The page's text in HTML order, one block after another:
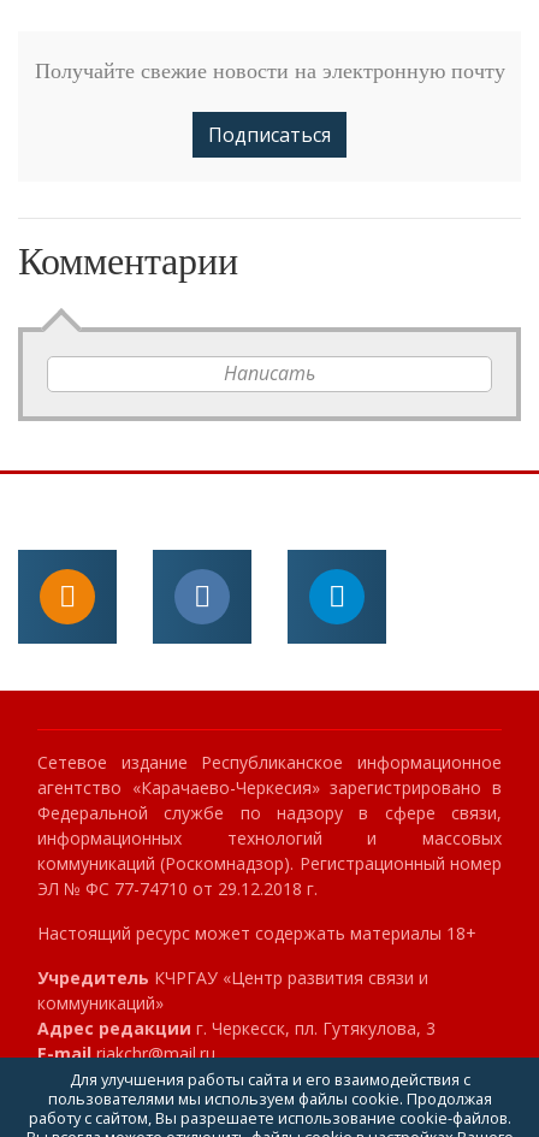
Получайте свежие новости на электронную почту
Подписаться
Комментарии
Написать
Сетевое издание Республиканское информационное
агентство «Карачаево-Черкесия» зарегистрировано в
Федеральной службе по надзору в сфере связи,
информационных технологий и массовых
коммуникаций (Роскомнадзор). Регистрационный номер
ЭЛ № ФС 77-74710 от 29.12.2018 г.
Настоящий ресурс может содержать материалы 18+
Учредитель КЧРГАУ «Центр развития связи и
коммуникаций»
Адрес редакции г. Черкесск, пл. Гутякулова, 3
E-mailriakchr@mail.ru
Телефон8 (8782) 23-89-40
Главный редакторКлокова Мария Алексеевна
Для улучшения работы сайта и его взаимодействия с
пользователями мы используем файлы cookie. Продолжая
работу с сайтом, Вы разрешаете использование cookie-файлов.